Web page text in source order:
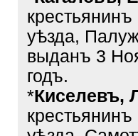
уѣзда,
выданъ 3
годъ.
*Киселевъ,